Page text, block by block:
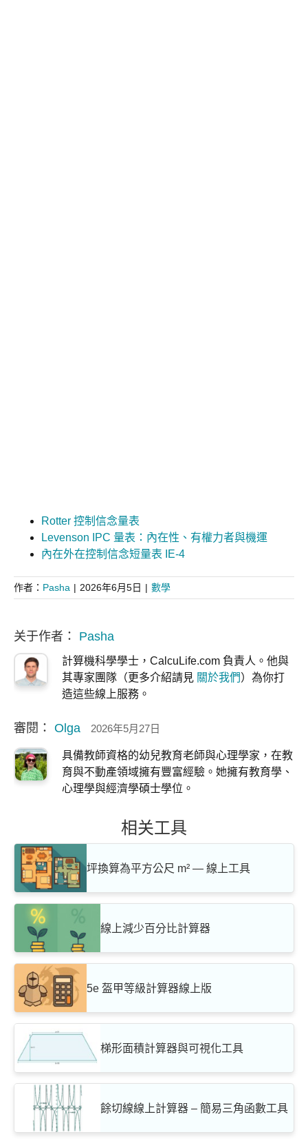
Rotter 控制信念量表
Levenson IPC 量表：內在性、有權力者與機運
內在外在控制信念短量表 IE-4
作者： Pasha | 2026年6月5日 | 數學
关于作者： Pasha
計算機科學學士，CalcuLife.com 負責人。他與
其專家團隊（更多介紹請見 關於我們）為你打
造這些線上服務。
審閱： Olga 2026年5月27日
具備教師資格的幼兒教育老師與心理學家，在教
育與不動產領域擁有豐富經驗。她擁有教育學、
心理學與經濟學碩士學位。
相关工具
坪換算為平方公尺 m² — 線上工具
線上減少百分比計算器
5e 盔甲等級計算器線上版
梯形面積計算器與可視化工具
餘切線線上計算器 – 簡易三角函數工具